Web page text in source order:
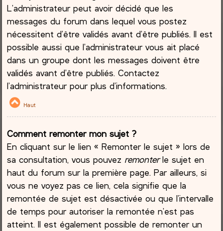
L’administrateur peut avoir décidé que les
messages du forum dans lequel vous postez
nécessitent d’être validés avant d’être publiés. Il est
possible aussi que l’administrateur vous ait placé
dans un groupe dont les messages doivent être
validés avant d’être publiés. Contactez
l’administrateur pour plus d’informations.
Haut
Comment remonter mon sujet ?
En cliquant sur le lien « Remonter le sujet » lors de
sa consultation, vous pouvez remonterle sujet en
haut du forum sur la première page. Par ailleurs, si
vous ne voyez pas ce lien, cela signifie que la
remontée de sujet est désactivée ou que l’intervalle
de temps pour autoriser la remontée n’est pas
atteint. Il est également possible de remonter un